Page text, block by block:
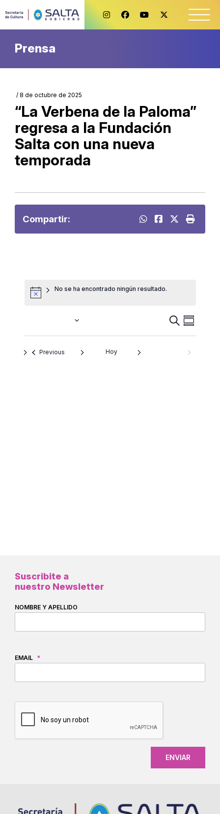
Prensa
/ 8 de octubre de 2025
“La Verbena de la Paloma”
regresa a la Fundación
Salta con una nueva
temporada
Compartir:
No se ha encontrado ningún resultado.
de
BUSCAR
de
SUMMARY
DATE.
PreviousEventos Hoy
Suscribite a
nuestro Newsletter
NOMBRE Y APELLIDO
EMAIL *